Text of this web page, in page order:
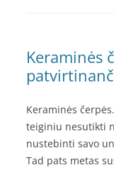
Keraminės
Keraminės
teiginiu nesutikti
nustebinti savo
Tad pats metas